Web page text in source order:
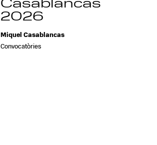
Casablancas
2026
Miquel Casablancas
Convocatòries